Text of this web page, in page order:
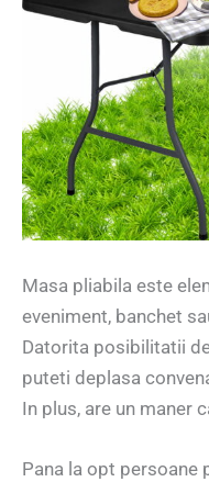
Masa pliabila este
eveniment, banchet
Datorita posibilitatii
puteti deplasa
In plus, are un maner
Pana la opt persoane